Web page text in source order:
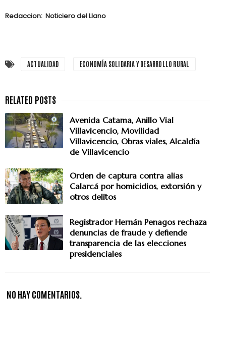
Redaccion: Noticiero del Llano
ACTUALIDAD ECONOMÍA SOLIDARIA Y DESARROLLO RURAL
Avenida Catama, Anillo Vial
Villavicencio, Movilidad
Villavicencio, Obras viales, Alcaldía
de Villavicencio
Orden de captura contra alias
Calarcá por homicidios, extorsión y
otros delitos
Registrador Hernán Penagos rechaza
denuncias de fraude y defiende
transparencia de las elecciones
presidenciales
NO HAY COMENTARIOS.